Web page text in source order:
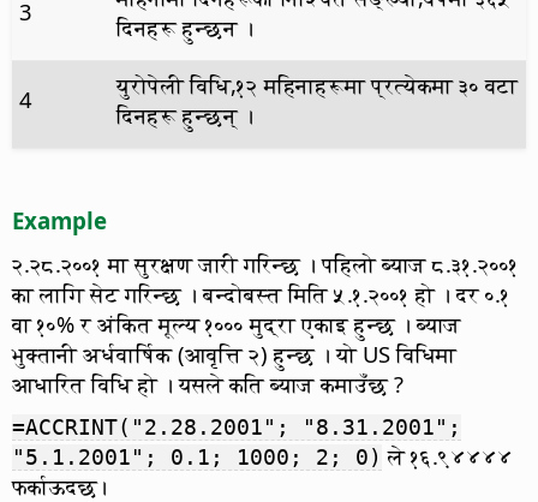
3
दिनहरू हुन्छन ।
4
युरोपेली विधि,१२ महिनाहरूमा प्रत्येकमा ३० वटा
दिनहरू हुन्छन् ।
Example
२.२८.२००१ मा सुरक्षण जारी गरिन्छ । पहिलो ब्याज ८.३१.२००१
का लागि सेट गरिन्छ । बन्दोबस्त मिति ५.१.२००१ हो । दर ०.१
वा १०% र अंकित मूल्य १००० मुद्रा एकाइ हुन्छ । ब्याज
भुक्तानी अर्धवार्षिक (आवृत्ति २) हुन्छ । यो US विधिमा
आधारित विधि हो । यसले कति ब्याज कमाउँछ ?
=ACCRINT("2.28.2001"; "8.31.2001";
"5.1.2001"; 0.1; 1000; 2; 0) ले १६.९४४४४
फर्काऊदछ।